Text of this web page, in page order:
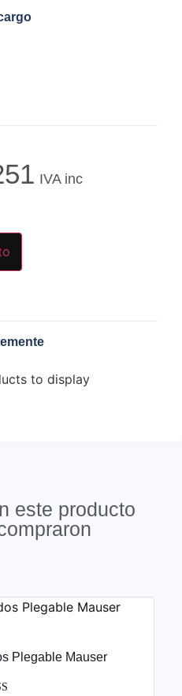
IVA inc
to display
este producto
Plegable Mauser